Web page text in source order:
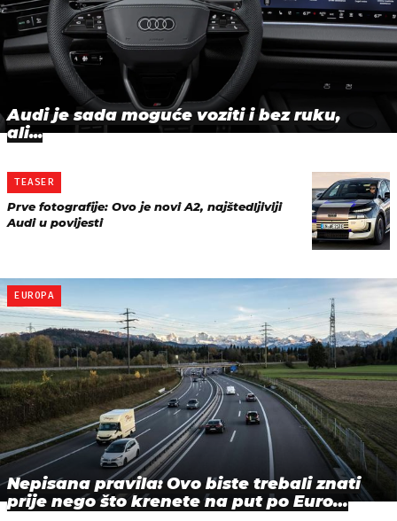
Audi je sada moguće voziti i bez ruku,
ali...
TEASER
Prve fotografije: Ovo je novi A2, najštedljiviji
Audi u povijesti
EUROPA
Nepisana pravila: Ovo biste trebali znati
prije nego što krenete na put po Euro…